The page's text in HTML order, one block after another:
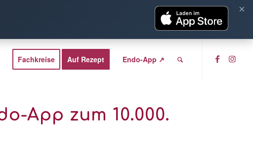
×
Fachkreise Auf Rezept Endo-App ↗
App zum 10.000.